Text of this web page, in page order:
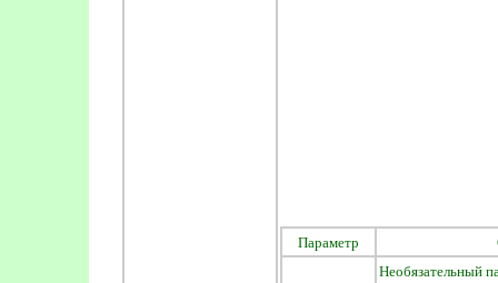
Параметр
Необязательный